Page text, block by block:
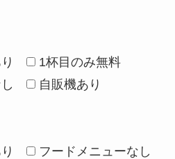
1杯目のみ無料
自販機あり
フードメニューなし